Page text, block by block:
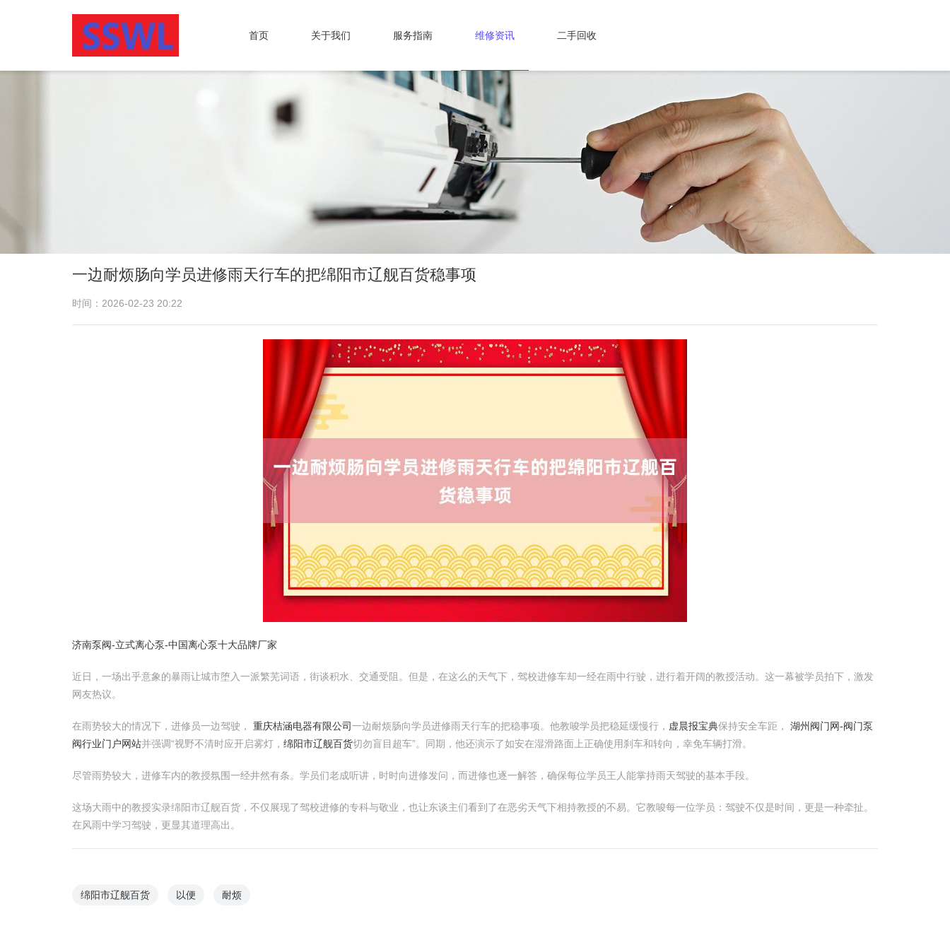
首页 关于我们 服务指南 维修资讯 二手回收
一边耐烦肠向学员进修雨天行车的把绵阳市辽舰百货稳事项
时间：2026-02-23 20:22
济南泵阀-立式离心泵-中国离心泵十大品牌厂家
近日，一场出乎意象的暴雨让城市堕入一派繁芜词语，街谈积水、交通受阻。但是，在这么的天气下，驾校进修车却一经在雨中行驶，进行着开阔的教授活动。这一幕被学员拍下，激发
网友热议。
在雨势较大的情况下，进修员一边驾驶， 重庆桔涵电器有限公司一边耐烦肠向学员进修雨天行车的把稳事项。他教唆学员把稳延缓慢行， 虚晨报宝典保持安全车距， 湖州阀门网-阀门泵
阀行业门户网站并强调“视野不清时应开启雾灯， 绵阳市辽舰百货切勿盲目超车”。同期，他还演示了如安在湿滑路面上正确使用刹车和转向，幸免车辆打滑。
尽管雨势较大，进修车内的教授氛围一经井然有条。学员们老成听讲，时时向进修发问，而进修也逐一解答，确保每位学员王人能掌持雨天驾驶的基本手段。
这场大雨中的教授实录绵阳市辽舰百货，不仅展现了驾校进修的专科与敬业，也让东谈主们看到了在恶劣天气下相持教授的不易。它教唆每一位学员：驾驶不仅是时间，更是一种牵扯。
在风雨中学习驾驶，更显其道理高出。
绵阳市辽舰百货 以便 耐烦